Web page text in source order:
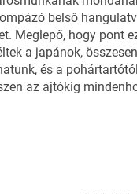
belső
Meglepő, hogy pont
a japánok,
és a
az ajtókig